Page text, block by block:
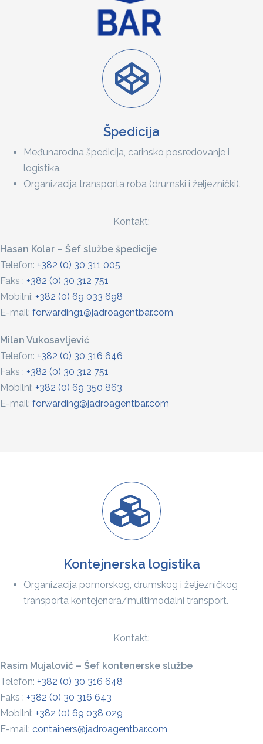
Špedicija
Međunarodna špedicija, carinsko posredovanje i
logistika.
Organizacija transporta roba (drumski i željeznički).
Kontakt:
Hasan Kolar – Šef službe špedicije
Telefon: +382 (0) 30 311 005
Faks : +382 (0) 30 312 751
Mobilni: +382 (0) 69 033 698
E-mail: forwarding1@jadroagentbar.com
Milan Vukosavljević
Telefon: +382 (0) 30 316 646
Faks : +382 (0) 30 312 751
Mobilni: +382 (0) 69 350 863
E-mail: forwarding@jadroagentbar.com
Kontejnerska logistika
Organizacija pomorskog, drumskog i željezničkog
transporta kontejenera/multimodalni transport.
Kontakt:
Rasim Mujalović – Šef kontenerske službe
Telefon: +382 (0) 30 316 648
Faks : +382 (0) 30 316 643
Mobilni: +382 (0) 69 038 029
E-mail: containers@jadroagentbar.com